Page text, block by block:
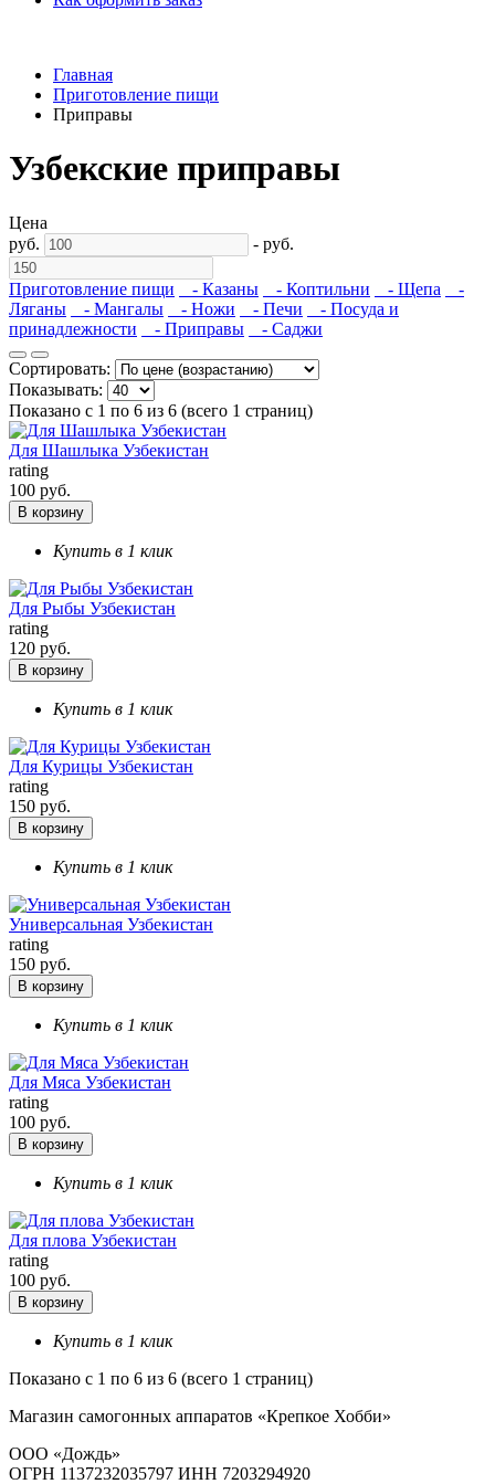
Главная
Приготовление пищи
Приправы
Узбекские приправы
Цена
руб.
- руб.
Приготовление пищи - Казаны - Коптильни - Щепа
-
Ляганы
- Мангалы - Ножи - Печи
- Посуда и
принадлежности
- Приправы - Саджи
Сортировать:
Показывать:
Показано с 1 по 6 из 6 (всего 1 страниц)
Для Шашлыка Узбекистан
rating
100 руб.
В корзину
Купить в 1 клик
Для Рыбы Узбекистан
rating
120 руб.
В корзину
Купить в 1 клик
Для Курицы Узбекистан
rating
150 руб.
В корзину
Купить в 1 клик
Универсальная Узбекистан
rating
150 руб.
В корзину
Купить в 1 клик
Для Мяса Узбекистан
rating
100 руб.
В корзину
Купить в 1 клик
Для плова Узбекистан
rating
100 руб.
В корзину
Купить в 1 клик
Показано с 1 по 6 из 6 (всего 1 страниц)
Магазин самогонных аппаратов «Крепкое Хобби»
ООО «Дождь»
ОГРН 1137232035797 ИНН 7203294920